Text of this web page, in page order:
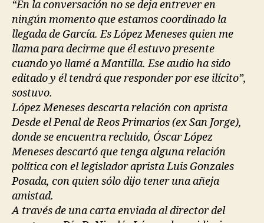
“En la conversación no se deja entrever en
ningún momento que estamos coordinado la
llegada de García. Es López Meneses quien me
llama para decirme que él estuvo presente
cuando yo llamé a Mantilla. Ese audio ha sido
editado y él tendrá que responder por ese ilícito”,
sostuvo.
López Meneses descarta relación con aprista
Desde el Penal de Reos Primarios (ex San Jorge),
donde se encuentra recluido, Óscar López
Meneses descartó que tenga alguna relación
política con el legislador aprista Luis Gonzales
Posada, con quien sólo dijo tener una añeja
amistad.
A través de una carta enviada al director del